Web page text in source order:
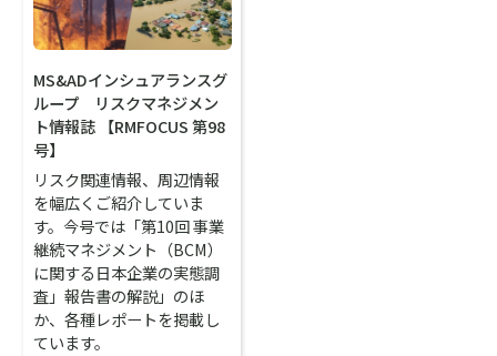
MS&ADインシュアランスグ
ループ リスクマネジメン
ト情報誌 【RMFOCUS 第98
号】
リスク関連情報、周辺情報
を幅広くご紹介していま
す。今号では「第10回 事業
継続マネジメント（BCM）
に関する日本企業の実態調
査」報告書の解説」のほ
か、各種レポートを掲載し
ています。